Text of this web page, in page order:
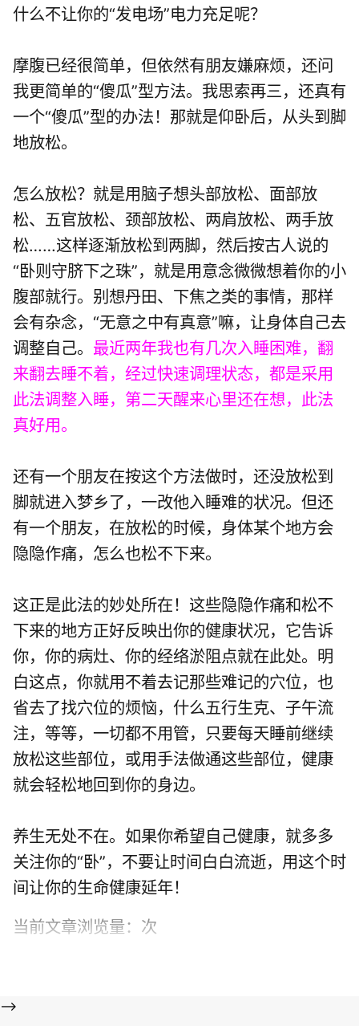
什么不让你的“发电场”电力充足呢？
摩腹已经很简单，但依然有朋友嫌麻烦，还问
我更简单的“傻瓜”型方法。我思索再三，还真有
一个“傻瓜”型的办法！那就是仰卧后，从头到脚
地放松。
怎么放松？就是用脑子想头部放松、面部放
松、五官放松、颈部放松、两肩放松、两手放
松……这样逐渐放松到两脚，然后按古人说的
“卧则守脐下之珠”，就是用意念微微想着你的小
腹部就行。别想丹田、下焦之类的事情，那样
会有杂念，“无意之中有真意”嘛，让身体自己去
调整自己。 最近两年我也有几次入睡困难，翻
来翻去睡不着，经过快速调理状态，都是采用
此法调整入睡，第二天醒来心里还在想，此法
真好用。
还有一个朋友在按这个方法做时，还没放松到
脚就进入梦乡了，一改他入睡难的状况。但还
有一个朋友，在放松的时候，身体某个地方会
隐隐作痛，怎么也松不下来。
这正是此法的妙处所在！这些隐隐作痛和松不
下来的地方正好反映出你的健康状况，它告诉
你，你的病灶、你的经络淤阻点就在此处。明
白这点，你就用不着去记那些难记的穴位，也
省去了找穴位的烦恼，什么五行生克、子午流
注，等等，一切都不用管，只要每天睡前继续
放松这些部位，或用手法做通这些部位，健康
就会轻松地回到你的身边。
养生无处不在。如果你希望自己健康，就多多
关注你的“卧”，不要让时间白白流逝，用这个时
间让你的生命健康延年！
当前文章浏览量： 次
-->